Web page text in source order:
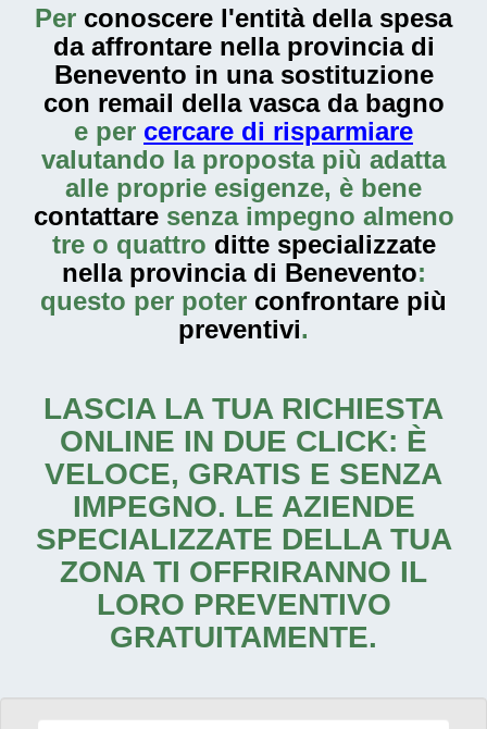
Per conoscere l'entità della spesa
da affrontare nella provincia di
Benevento in una sostituzione
con remail della vasca da bagno
e per cercare di risparmiare
valutando la proposta più adatta
alle proprie esigenze, è bene
contattaresenza impegno almeno
tre o quattro ditte specializzate
nella provincia di Benevento:
questo per poter confrontare più
preventivi.
LASCIA LA TUA RICHIESTA
ONLINE IN DUE CLICK: È
VELOCE, GRATIS E SENZA
IMPEGNO. LE AZIENDE
SPECIALIZZATE DELLA TUA
ZONA TI OFFRIRANNO IL
LORO PREVENTIVO
GRATUITAMENTE.